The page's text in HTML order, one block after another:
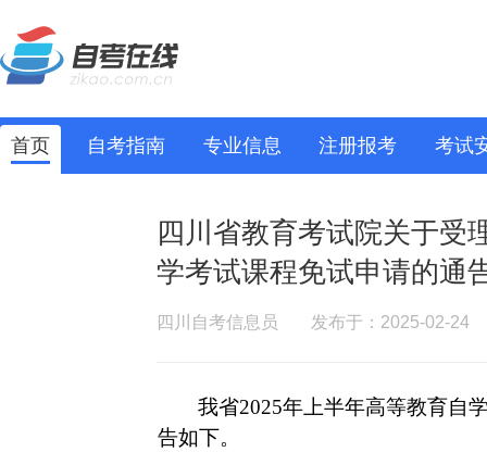
首页 自考指南 专业信息 注册报考 考试
四川省教育考试院关于受
学考试课程免试申请的通
四川自考信息员 发布于：2025-02-24
我省2025年上半年高等教育自
告如下。